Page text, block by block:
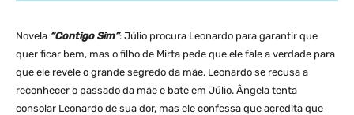
Novela “Contigo Sim”: Júlio procura Leonardo para garantir que
quer ficar bem, mas o filho de Mirta pede que ele fale a verdade para
que ele revele o grande segredo da mãe. Leonardo se recusa a
reconhecer o passado da mãe e bate em Júlio. Ângela tenta
consolar Leonardo de sua dor, mas ele confessa que acredita que